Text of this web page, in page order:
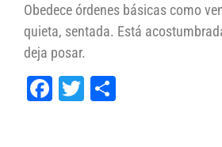
Obedece órdenes básicas como
quieta, sentada. Está
deja posar.
Facebook
Twitter